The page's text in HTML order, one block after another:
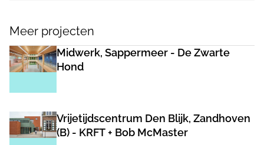
Meer projecten
Midwerk, Sappermeer - De Zwarte
Hond
Vrijetijdscentrum Den Blijk, Zandhoven
(B) - KRFT + Bob McMaster